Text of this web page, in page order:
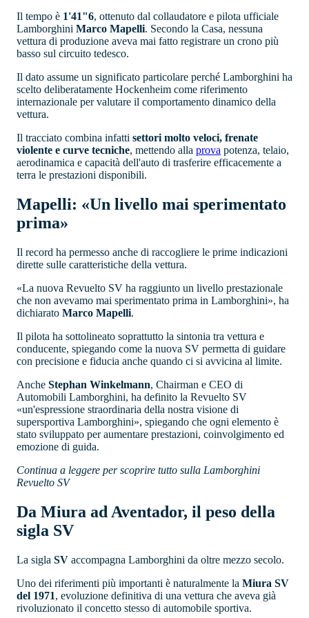
Il tempo è 1'41"6, ottenuto dal collaudatore e pilota ufficiale
Lamborghini Marco Mapelli. Secondo la Casa, nessuna
vettura di produzione aveva mai fatto registrare un crono più
basso sul circuito tedesco.
Il dato assume un significato particolare perché Lamborghini ha
scelto deliberatamente Hockenheim come riferimento
internazionale per valutare il comportamento dinamico della
vettura.
Il tracciato combina infatti settori molto veloci, frenate
violente e curve tecniche, mettendo alla prova potenza, telaio,
aerodinamica e capacità dell'auto di trasferire efficacemente a
terra le prestazioni disponibili.
Mapelli: «Un livello mai sperimentato
prima»
Il record ha permesso anche di raccogliere le prime indicazioni
dirette sulle caratteristiche della vettura.
«La nuova Revuelto SV ha raggiunto un livello prestazionale
che non avevamo mai sperimentato prima in Lamborghini», ha
dichiarato Marco Mapelli.
Il pilota ha sottolineato soprattutto la sintonia tra vettura e
conducente, spiegando come la nuova SV permetta di guidare
con precisione e fiducia anche quando ci si avvicina al limite.
Anche Stephan Winkelmann, Chairman e CEO di
Automobili Lamborghini, ha definito la Revuelto SV
«un'espressione straordinaria della nostra visione di
supersportiva Lamborghini», spiegando che ogni elemento è
stato sviluppato per aumentare prestazioni, coinvolgimento ed
emozione di guida.
Continua a leggere per scoprire tutto sulla Lamborghini
Revuelto SV
Da Miura ad Aventador, il peso della
sigla SV
La sigla SV accompagna Lamborghini da oltre mezzo secolo.
Uno dei riferimenti più importanti è naturalmente la Miura SV
del 1971, evoluzione definitiva di una vettura che aveva già
rivoluzionato il concetto stesso di automobile sportiva.